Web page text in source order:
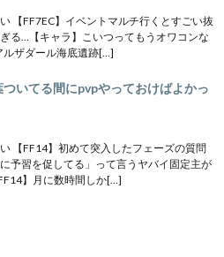
【FF7EC】イベントマルチ行くとすごい抜
る…【キャラ】こいつってもうオワコンな
ルザダール海底遺跡[…]
ついてる間にpvpやっておけばよかっ
【FF14】初めて突入したフェーズの質問
予習を促してる」って言うヤバイ固定主が
】月に数時間しか[…]